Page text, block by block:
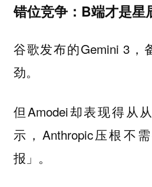
错位竞争：B端才是星
谷歌发布的Gemini 3，
劲。
但Amodei却表现得从
示，Anthropic压根不
报」。